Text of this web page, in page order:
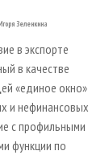
Зеленкина
в экспорте
в качестве
«единое окно»
и нефинансовых
с профильными
функции по